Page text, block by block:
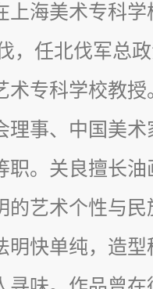
上海美术专科
，任北伐军总
术专科学校教
理事、中国美
职。关良擅长
的艺术个性与
明快单纯，造